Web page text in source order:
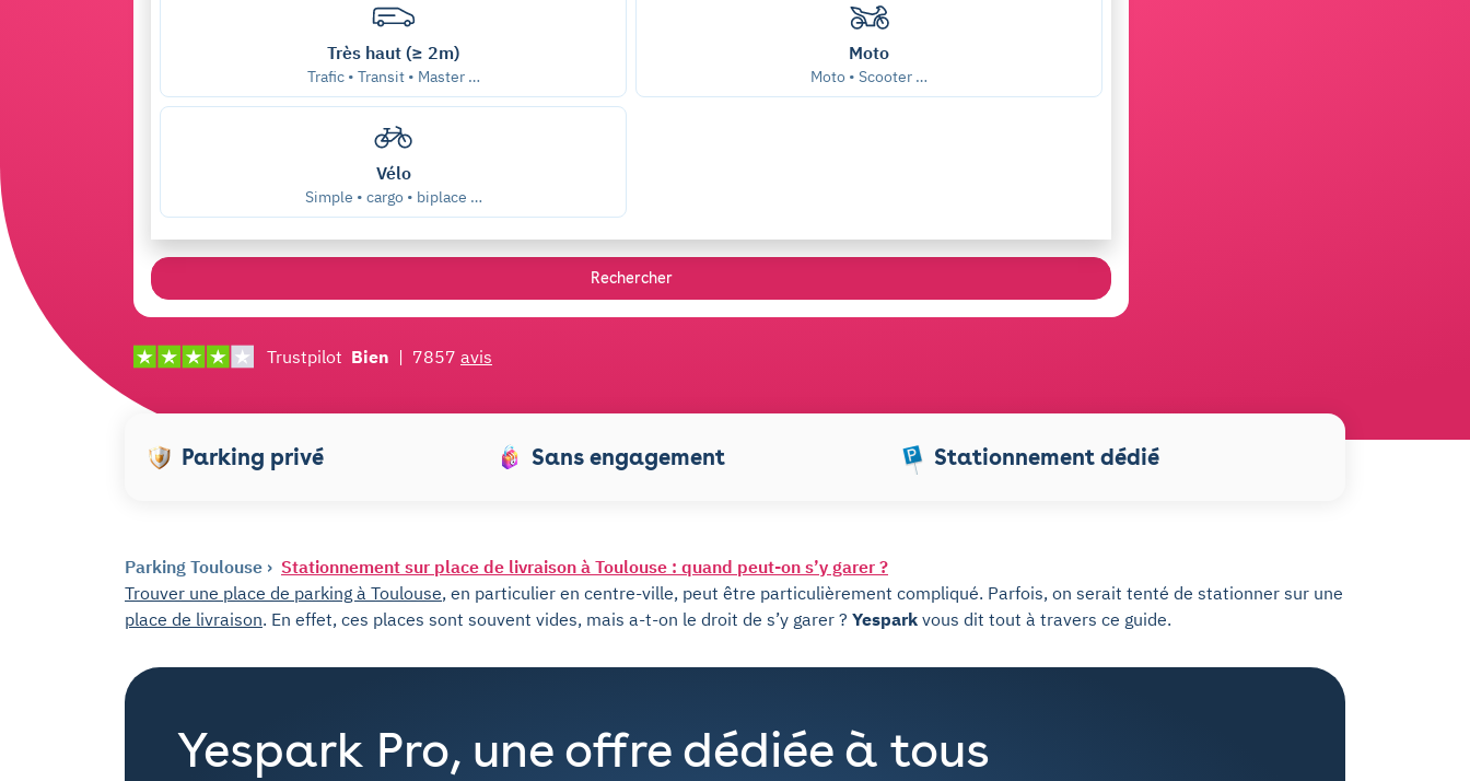
Très haut (≥ 2m)
Trafic • Transit • Master …
Moto
Moto • Scooter …
Vélo
Simple • cargo • biplace …
Rechercher
Trustpilot Bien | 7857 avis
Parking privé Sans engagement Stationnement dédié
Parking Toulouse
Stationnement sur place de livraison à Toulouse : quand peut-on s’y garer ?
Trouver une place de parking à Toulouse, en particulier en centre-ville, peut être particulièrement compliqué. Parfois, on serait tenté de stationner sur une
place de livraison. En effet, ces places sont souvent vides, mais a-t-on le droit de s’y garer ? Yespark vous dit tout à travers ce guide.
Yespark Pro, une offre dédiée à tous